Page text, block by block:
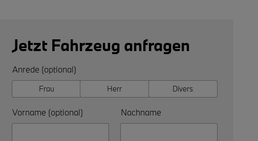
Jetzt Fahrzeug anfragen
Anrede (optional)
Frau Herr Divers
Vorname (optional) Nachname